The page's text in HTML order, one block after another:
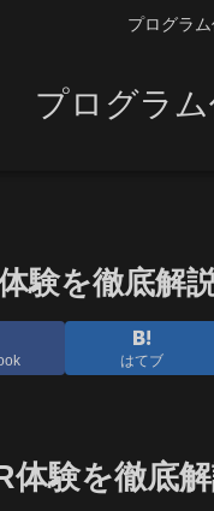
プログラ
プログラ
験を徹底解
はてブ
験を徹底